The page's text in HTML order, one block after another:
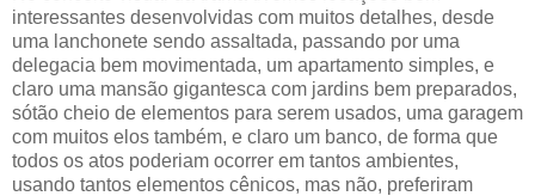
interessantes desenvolvidas com muitos detalhes, desde
uma lanchonete sendo assaltada, passando por uma
delegacia bem movimentada, um apartamento simples, e
claro uma mansão gigantesca com jardins bem preparados,
sótão cheio de elementos para serem usados, uma garagem
com muitos elos também, e claro um banco, de forma que
todos os atos poderiam ocorrer em tantos ambientes,
usando tantos elementos cênicos, mas não, preferiram